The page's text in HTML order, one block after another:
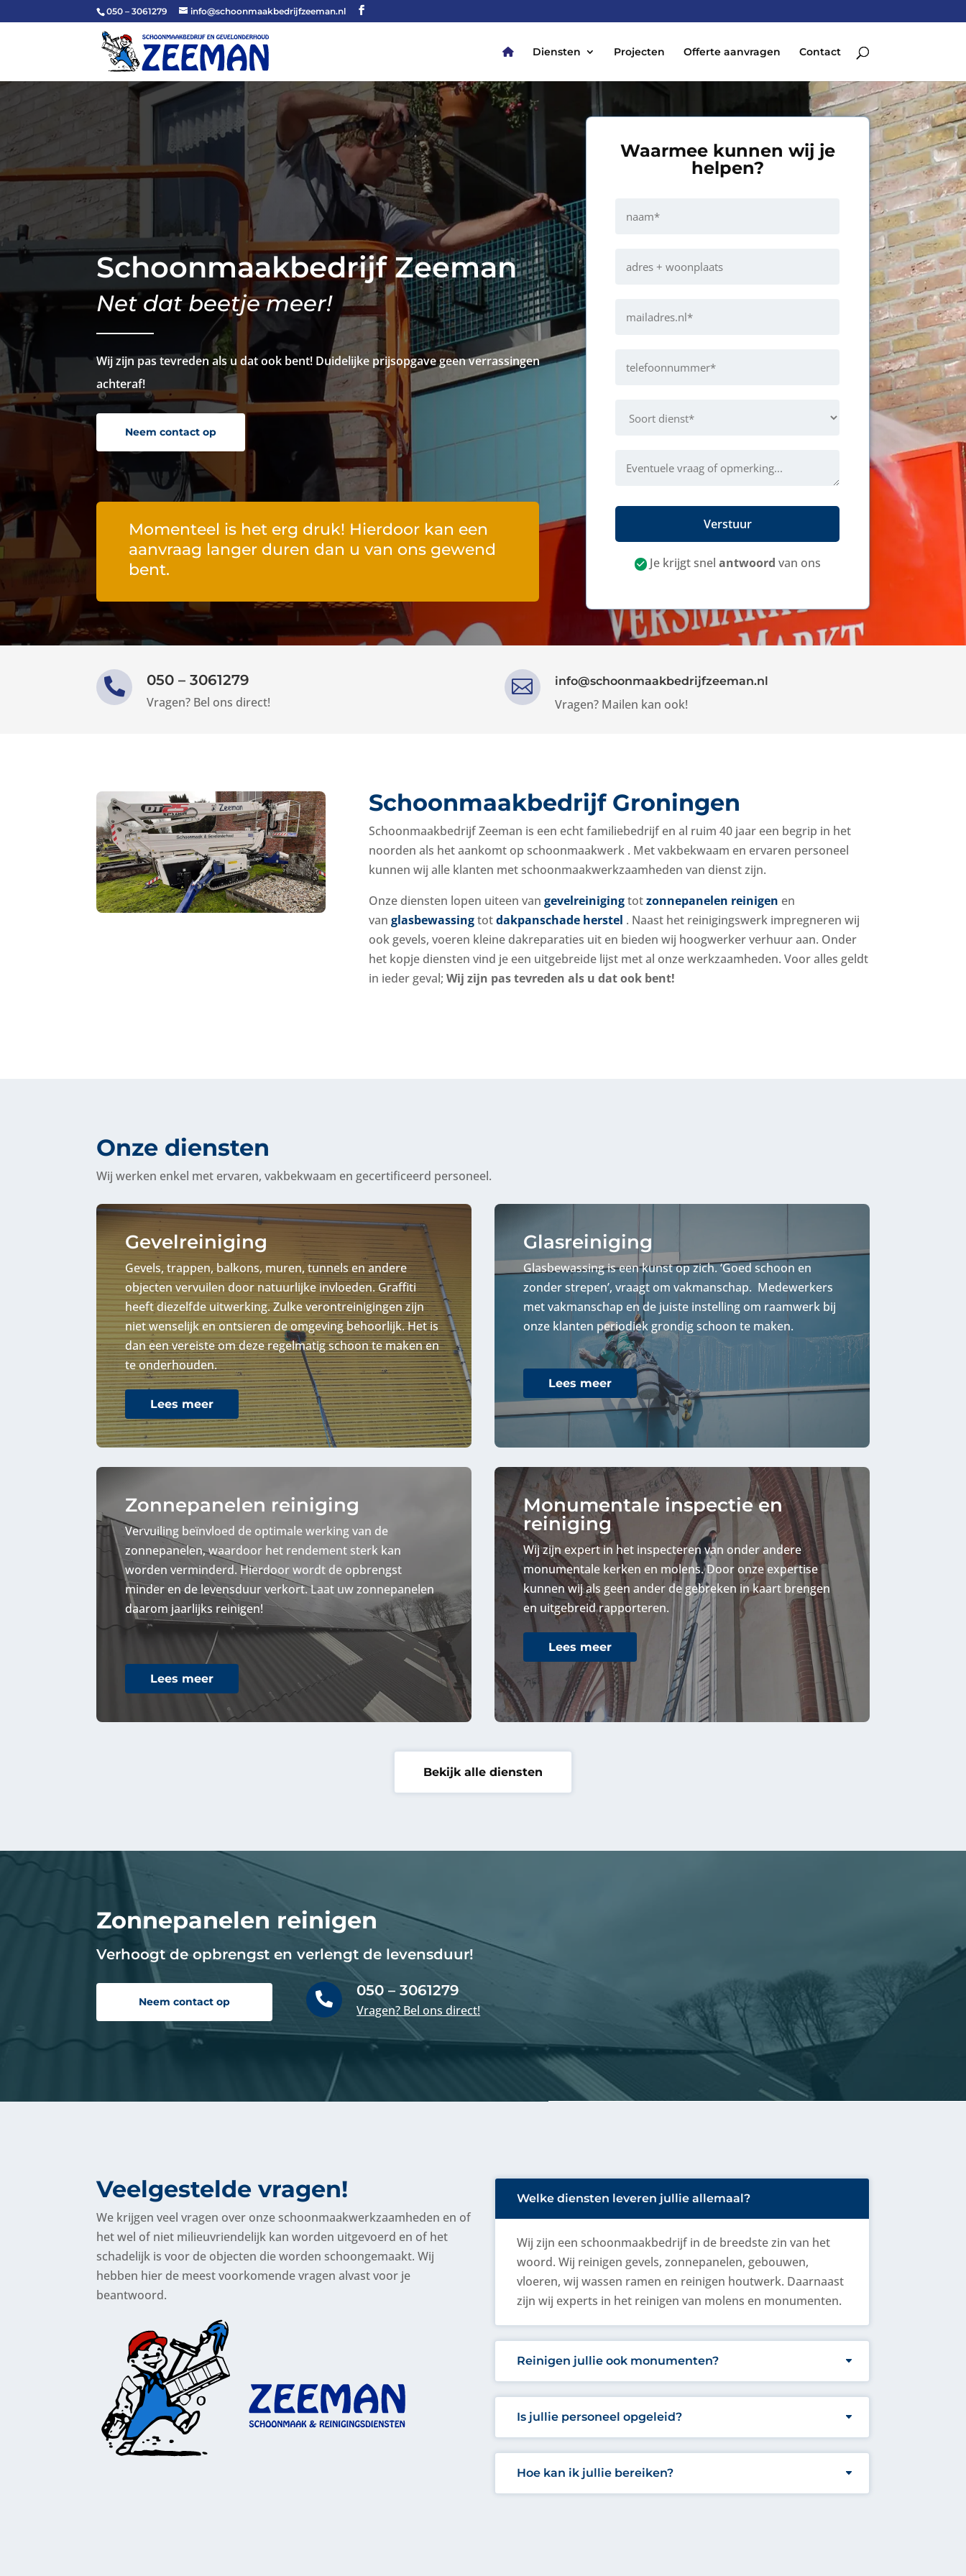
050 – 3061279 info@schoonmaakbedrijfzeeman.nl
Diensten Projecten Offerte aanvragen Contact
Schoonmaakbedrijf Zeeman
Net dat beetje meer!
Wij zijn pas tevreden als u dat ook bent! Duidelijke prijsopgave geen verrassingen
achteraf!
Neem contact op
Momenteel is het erg druk! Hierdoor kan een
aanvraag langer duren dan u van ons gewend
bent.
Waarmee
Waarmee kunnen wij je
helpen?
Verstuur
Je krijgt snel antwoord van ons
 050 – 3061279
Vragen? Bel ons direct!
 info@schoonmaakbedrijfzeeman.nl
Vragen? Mailen kan ook!
Schoonmaakbedrijf Groningen
SchoonmaakbedrijfZeeman is een echt familiebedrijf en al ruim 40 jaar een begrip in het
noorden als het aankomt op schoonmaakwerk . Met vakbekwaam en ervaren personeel
kunnen wij alle klanten met schoonmaakwerkzaamheden van dienst zijn.
Onze diensten lopen uiteen van gevelreinigingtotzonnepanelen reinigen en
van glasbewassingtotdakpanschade herstel . Naast het reinigingswerk impregneren wij
ook gevels, voeren kleine dakreparaties uit en bieden wij hoogwerker verhuur aan. Onder
het kopje diensten vind je een uitgebreide lijst met al onze werkzaamheden. Voor alles geldt
in ieder geval; Wij zijn pas tevreden als u dat ook bent!
Onze diensten
Wij werken enkel met ervaren, vakbekwaam en gecertificeerd personeel.
Gevelreiniging
Gevels, trappen, balkons, muren, tunnels en andere
objecten vervuilen door natuurlijke invloeden. Graffiti
heeft diezelfde uitwerking. Zulke verontreinigingen zijn
niet wenselijk en ontsieren de omgeving behoorlijk. Het is
dan een vereiste om deze regelmatig schoon te maken en
te onderhouden.
Lees meer
Glasreiniging
Glasbewassing is een kunst op zich. ‘Goed schoon en
zonder strepen’, vraagt om vakmanschap. Medewerkers
met vakmanschap en de juiste instelling om raamwerk bij
onze klanten periodiek grondig schoon te maken.
Lees meer
Zonnepanelen reiniging
Vervuiling beïnvloed de optimale werking van de
zonnepanelen, waardoor het rendement sterk kan
worden verminderd. Hierdoor wordt de opbrengst
minder en de levensduur verkort. Laat uw zonnepanelen
daarom jaarlijks reinigen!
Lees meer
Monumentale inspectie en
reiniging
Wij zijn expert in het inspecteren van onder andere
monumentale kerken en molens. Door onze expertise
kunnen wij als geen ander de gebreken in kaart brengen
en uitgebreid rapporteren.
Lees meer
Bekijk alle diensten
Zonnepanelen reinigen
Verhoogt de opbrengst en verlengt de levensduur!
Neem contact op  050 – 3061279
Vragen? Bel ons direct!
Veelgestelde vragen!
We krijgen veel vragen over onze schoonmaakwerkzaamheden en of
het wel of niet milieuvriendelijk kan worden uitgevoerd en of het
schadelijk is voor de objecten die worden schoongemaakt. Wij
hebben hier de meest voorkomende vragen alvast voor je
beantwoord.
Welke diensten leveren jullie allemaal?
Wij zijn een schoonmaakbedrijf in de breedste zin van het
woord. Wij reinigen gevels, zonnepanelen, gebouwen,
vloeren, wij wassen ramen en reinigen houtwerk. Daarnaast
zijn wij experts in het reinigen van molens en monumenten.
Reinigen jullie ook monumenten?
Is jullie personeel opgeleid?
Hoe kan ik jullie bereiken?